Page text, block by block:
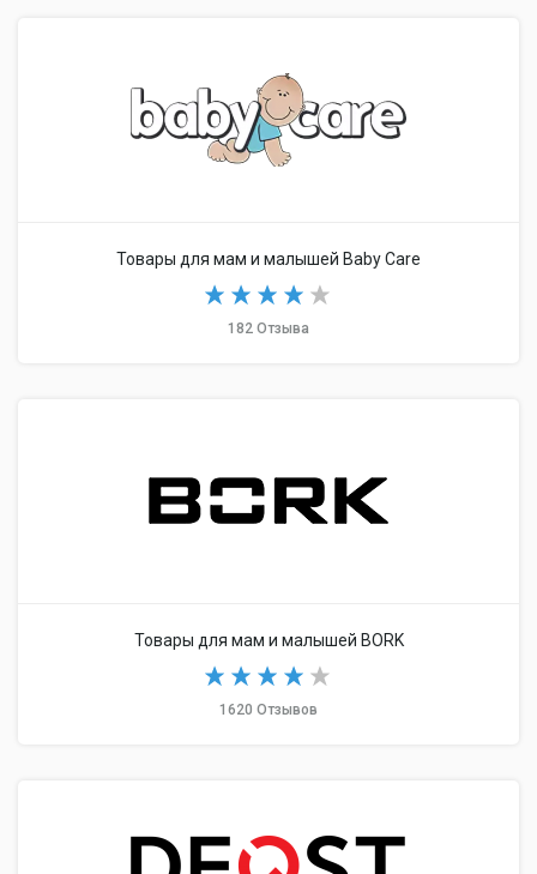
Товары для мам и малышей Baby Care
182 Отзыва
Товары для мам и малышей BORK
1620 Отзывов